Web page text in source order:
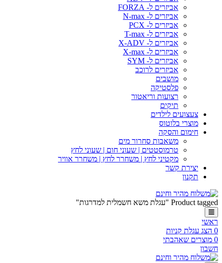
אביזרים ל- FORZA
אביזרים ל- N-max
אביזרים ל- PCX
אביזרים ל- T-max
אביזרים ל- X-ADV
אביזרים ל- X-max
אביזרים ל- SYM
אביזרים לרוכב
מושבים
פלסטיקה
רצועות וריאטור
תיקים
צעצועים לילדים
מוצרי בלוטוס
חימום והסקה
משאבות סחרור מים
טרמוסטטים | שעוני חום | שעוני לחץ
מקטיני לחץ | משחרר לחץ | משחרר אוויר
יצירת קשר
תקנון
Product tagged "עגלת משא חשמלית למדרגות"
ראשי
0 הצג עגלת קניות
0 מוצרים שאהבתי
חשבון